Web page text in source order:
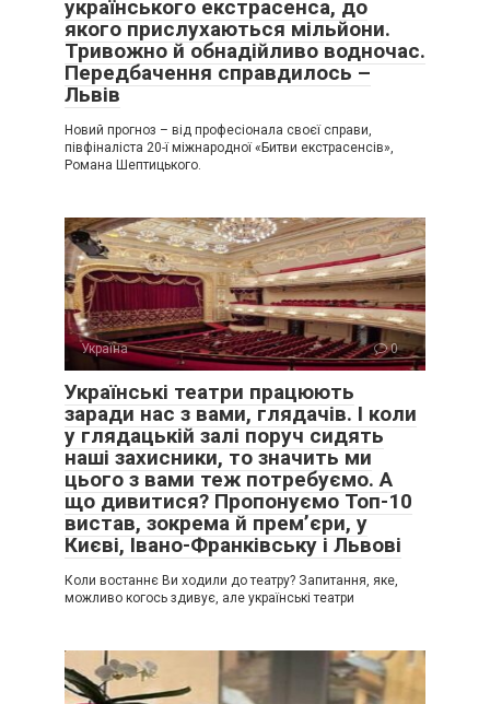
українського екстрасенса, до
якого прислухаються мільйони.
Тривожно й обнадійливо водночас.
Передбачення справдилось –
Львів
Новий прогноз – від професіонала своєї справи,
півфіналіста 20-ї міжнародної «Битви екстрасенсів»,
Романа Шептицького.
Україна 0
Українські театри працюють
заради нас з вами, глядачів. І коли
у глядацькій залі поруч сидять
наші захисники, то значить ми
цього з вами теж потребуємо. А
що дивитися? Пропонуємо Топ-10
вистав, зокрема й прем’єри, у
Києві, Івано-Франківську і Львові
Коли востаннє Ви ходили до театру? Запитання, яке,
можливо когось здивує, але українські театри